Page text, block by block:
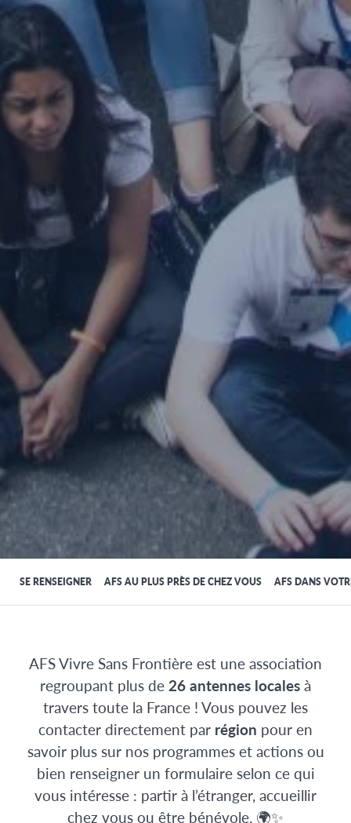
SE RENSEIGNER AFS AU PLUS PRÈS DE CHEZ VOUS AFS DANS
AFS Vivre Sans Frontière est une association
regroupant plus de26 antennes localesà
travers toute la France ! Vous pouvez les
contacter directement par région pour en
savoir plus sur nos programmes et actions ou
bien renseigner un formulaire selon ce qui
vous intéresse : partir à l’étranger, accueillir
chez vous ou être bénévole. 🌍✨